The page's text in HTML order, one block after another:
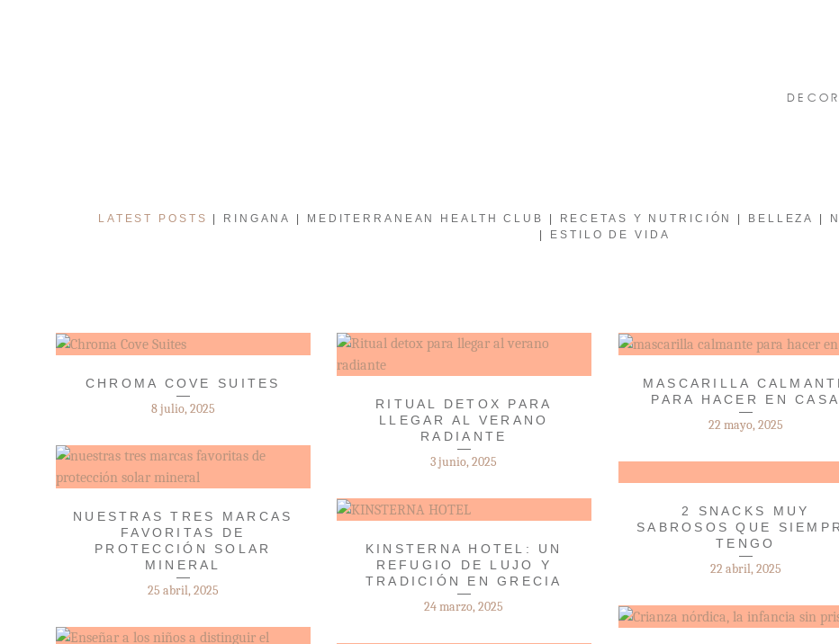
LATEST POSTS RINGANA MEDITERRANEAN HEALTH CLUB RECETAS Y NUTRICIÓN BELLEZA
ESTILO DE VIDA
CHROMA COVE SUITES
8 julio, 2025
RITUAL DETOX PARA
LLEGAR AL VERANO
RADIANTE
3 junio, 2025
MASCARILLA
PARA HACER EN CASA
22 mayo, 2025
NUESTRAS TRES MARCAS
FAVORITAS DE
PROTECCIÓN SOLAR
MINERAL
25 abril, 2025
2 SNACKS MUY
SABROSOS QUE
TENGO
22 abril, 2025
KINSTERNA HOTEL: UN
REFUGIO DE LUJO Y
TRADICIÓN EN GRECIA
24 marzo, 2025